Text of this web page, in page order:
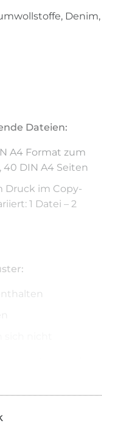
Denim,
Dateien:
A4 Format zum
40 DIN A4 Seiten
Druck im Copy-
1 Datei – 2
nicht